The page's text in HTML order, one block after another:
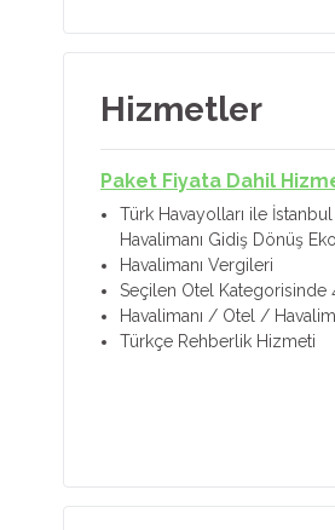
Hizmetler
Paket Fiyata Dahil
Türk Havayolları ile
Havalimanı Gidiş Dönüş
Havalimanı Vergileri
Seçilen Otel Kategorisinde
Havalimanı / Otel /
Türkçe Rehberlik Hizmeti